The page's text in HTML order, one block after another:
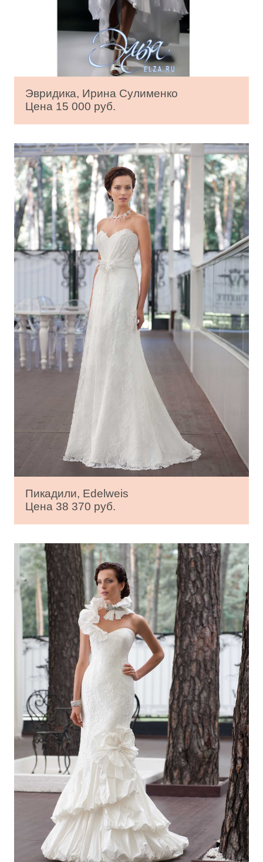
Эвридика, Ирина Сулименко
Цена 15 000 руб.
Пикадили, Edelweis
Цена 38 370 руб.